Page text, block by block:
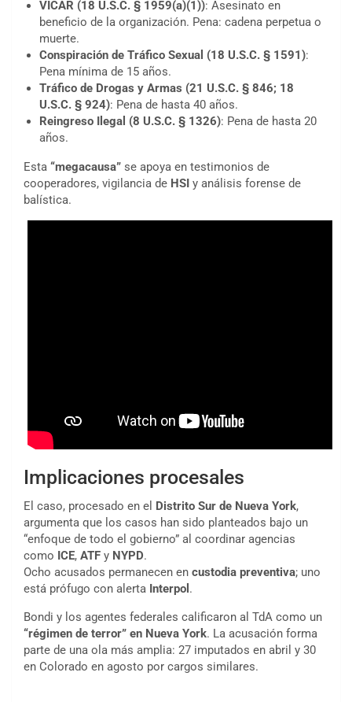
VICAR (18 U.S.C. § 1959(a)(1)): Asesinato en
beneficio de la organización. Pena: cadena perpetua o
muerte.
Conspiración de Tráfico Sexual (18 U.S.C. § 1591):
Pena mínima de 15 años.
Tráfico de Drogas y Armas (21 U.S.C. § 846; 18
U.S.C. § 924): Pena de hasta 40 años.
Reingreso Ilegal (8 U.S.C. § 1326): Pena de hasta 20
años.
Esta “megacausa” se apoya en testimonios de
cooperadores, vigilancia de HSI y análisis forense de
balística.
Implicaciones procesales
El caso, procesado en el Distrito Sur de Nueva York,
argumenta que los casos han sido planteados bajo un
“enfoque de todo el gobierno” al coordinar agencias
como ICE, ATF y NYPD.
Ocho acusados permanecen en custodia preventiva; uno
está prófugo con alerta Interpol .
Bondi y los agentes federales calificaron al TdA como un
“régimen de terror” en Nueva York. La acusación forma
parte de una ola más amplia: 27 imputados en abril y 30
en Colorado en agosto por cargos similares.